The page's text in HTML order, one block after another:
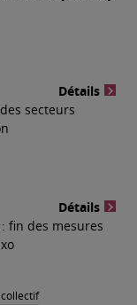
Détails
secteurs
Détails
fin des mesures